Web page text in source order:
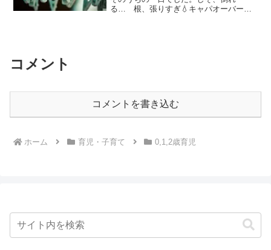
る… 根、張りすぎ💧キャパオーバー干
コメント
コメントを書き込む
ホーム 育児・子育て 0,1,2歳育児